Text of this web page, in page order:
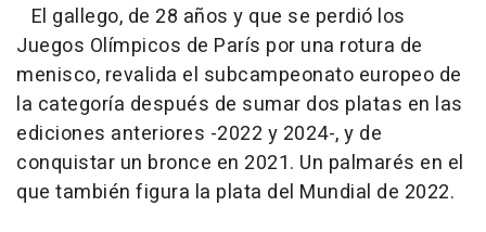
El gallego, de 28 años y que se perdió los
Juegos Olímpicos de París por una rotura de
menisco, revalida el subcampeonato europeo de
la categoría después de sumar dos platas en las
ediciones anteriores -2022 y 2024-, y de
conquistar un bronce en 2021. Un palmarés en el
que también figura la plata del Mundial de 2022.